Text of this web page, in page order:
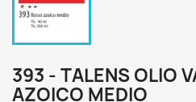
393 - TALENS OLIO
AZOICO MEDIO